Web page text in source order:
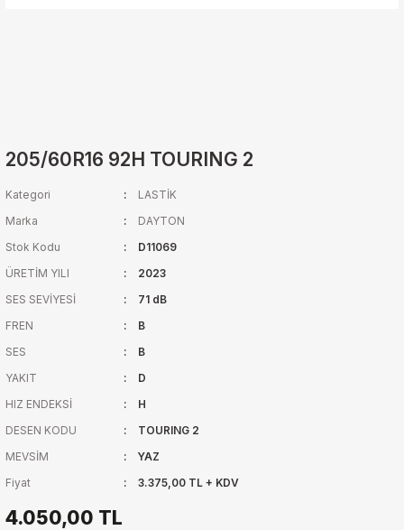
205/60R16 92H TOURING 2
Kategori
LASTİK
Marka
DAYTON
Stok Kodu
D11069
ÜRETİM YILI
2023
SES SEVİYESİ
71 dB
FREN
B
SES
B
YAKIT
D
HIZ ENDEKSİ
H
DESEN KODU
TOURING 2
MEVSİM
YAZ
Fiyat
3.375,00 TL + KDV
4.050,00 TL